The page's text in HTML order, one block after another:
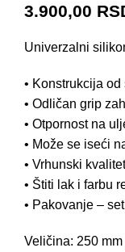
3.900,00
Univerzalni
• Konstrukcija
• Odličan grip
• Otpornost na
• Može se iseći
• Vrhunski
• Štiti lak i farbu
• Pakovanje –
Veličina: 250